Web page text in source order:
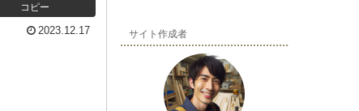
コピー
2023.12.17 サイト作成者